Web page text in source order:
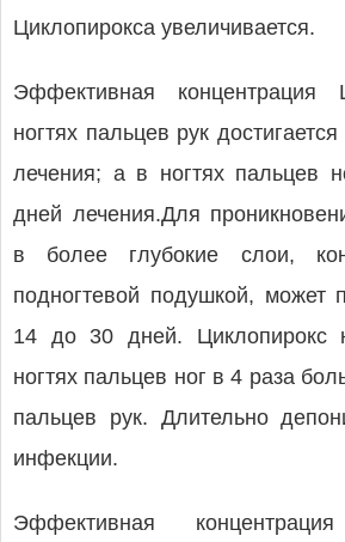
Циклопирокса увеличивается.
Эффективная концентрация
ногтях пальцев рук
лечения; а в ногтях пальцев
дней лечения.Для
в более глубокие слои,
подногтевой подушкой, может
14 до 30 дней. Циклопирокс
ногтях пальцев ног в 4 раза
пальцев рук. Длительно
инфекции.
Эффективная